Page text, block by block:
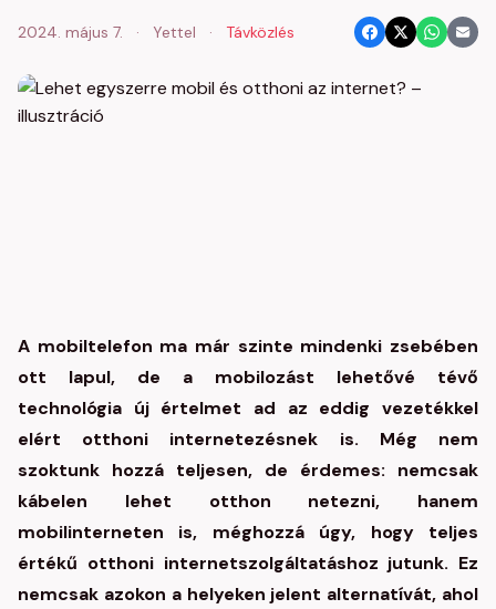
2024. május 7. · Yettel · Távközlés
A mobiltelefon ma már szinte mindenki zsebében
ott lapul, de a mobilozást lehetővé tévő
technológia új értelmet ad az eddig vezetékkel
elért otthoni internetezésnek is. Még nem
szoktunk hozzá teljesen, de érdemes: nemcsak
kábelen lehet otthon netezni, hanem
mobilinterneten is, méghozzá úgy, hogy teljes
értékű otthoni internetszolgáltatáshoz jutunk. Ez
nemcsak azokon a helyeken jelent alternatívát, ahol